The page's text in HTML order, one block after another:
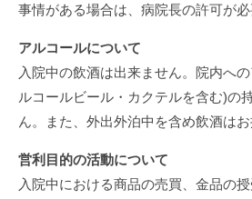
事情がある場合は、病院長の許可が必
アルコールについて
入院中の飲酒は出来ません。院内へ
ルコールビール・カクテルを含む)の
ん。また、外出外泊中を含め飲酒はお
営利目的の活動について
入院中における商品の売買、金品の